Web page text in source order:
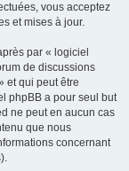
vous acceptez
et mises à jour.
par « logiciel
de discussions
et qui peut être
phpBB a pour seul but
ne peut en aucun cas
que nous
concernant